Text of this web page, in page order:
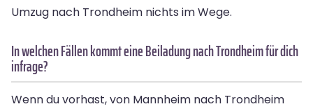
Umzug nach Trondheim nichts im Wege.
In welchen Fällen kommt eine Beiladung nach Trondheim für dich
infrage?
Wenn du vorhast, von Mannheim nach Trondheim